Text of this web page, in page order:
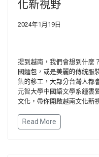
化新視野
2024年1月19日
提到越南，我們會想到什麼
國麵包，或是美麗的傳統服
集的移工，大部分台灣人都
元智大學中國語文學系鍾雲
文化，帶你開啟越南文化新
Read More